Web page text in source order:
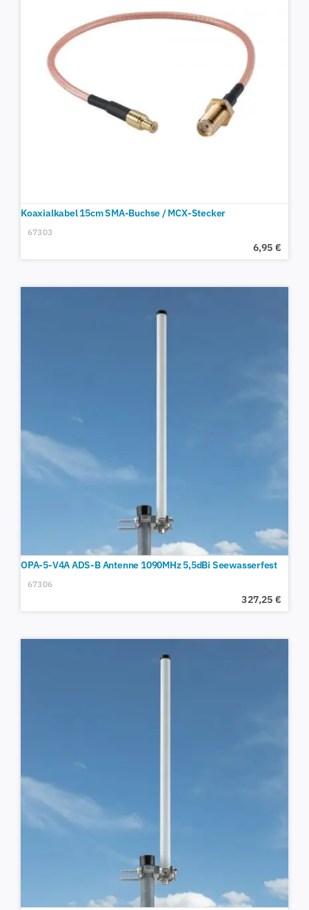
Koaxialkabel 15cm SMA-Buchse / MCX-Stecker
67303
6,95 €
OPA-5-V4A ADS-B Antenne 1090MHz 5,5dBi Seewasserfest
67306
327,25 €